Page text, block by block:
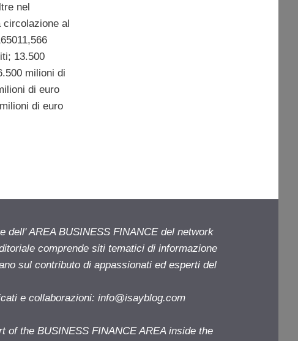
nel
circolazione al
13.500
milioni di
di euro
di euro
dell' AREA BUSINESS FINANCE del network
comprende siti tematici di informazione
sul contributo di appassionati ed esperti del
e collaborazioni: info@isayblog.com
of the BUSINESS FINANCE AREA inside the